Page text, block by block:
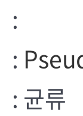
:
:
: 균류